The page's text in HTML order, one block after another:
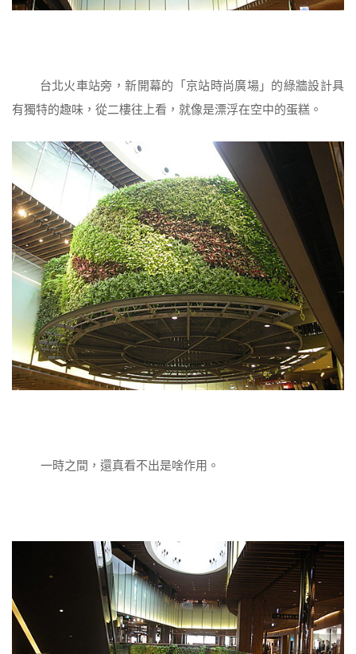
台北火車站旁，新開幕的「京站時尚廣場」的綠牆設計具
有獨特的趣味，從二樓往上看，就像是漂浮在空中的蛋糕。
一時之間，還真看不出是啥作用。